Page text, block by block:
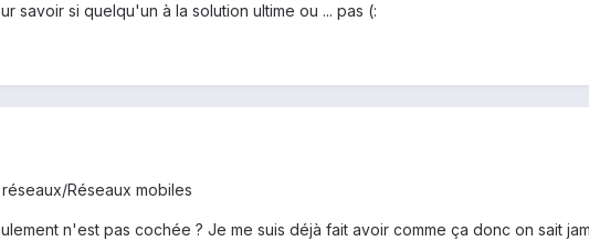
savoir si quelqu'un à la solution ultime ou ... pas (:
Réseaux mobiles
n'est pas cochée ? Je me suis déjà fait avoir comme ça donc on sait